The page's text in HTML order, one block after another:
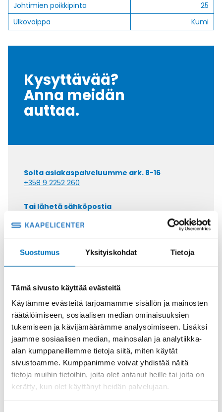
Suostumus Yksityiskohdat Tietoja
Tämä sivusto käyttää evästeitä
Käytämme evästeitä tarjoamamme sisällön ja mainosten
räätälöimiseen, sosiaalisen median ominaisuuksien
tukemiseen ja kävijämäärämme analysoimiseen. Lisäksi
jaamme sosiaalisen median, mainosalan ja analytiikka-
alan kumppaneillemme tietoja siitä, miten käytät
sivustoamme. Kumppanimme voivat yhdistää näitä
tietoja muihin tietoihin, joita olet antanut heille tai joita on
kerätty, kun olet käyttänyt heidän palvelujaan.
Johtimien poikkipinta
25
Ulkovaippa
Kumi
Kysyttävää?
Anna meidän
auttaa.
Soita asiakaspalveluumme ark. 8-16
+358 9 2252 260
Tai lähetä sähköpostia
Kumikaapeli H07RN-F PREMIUM
5G16
Kumikaapeli H07RN-F PREMIUM
4G25